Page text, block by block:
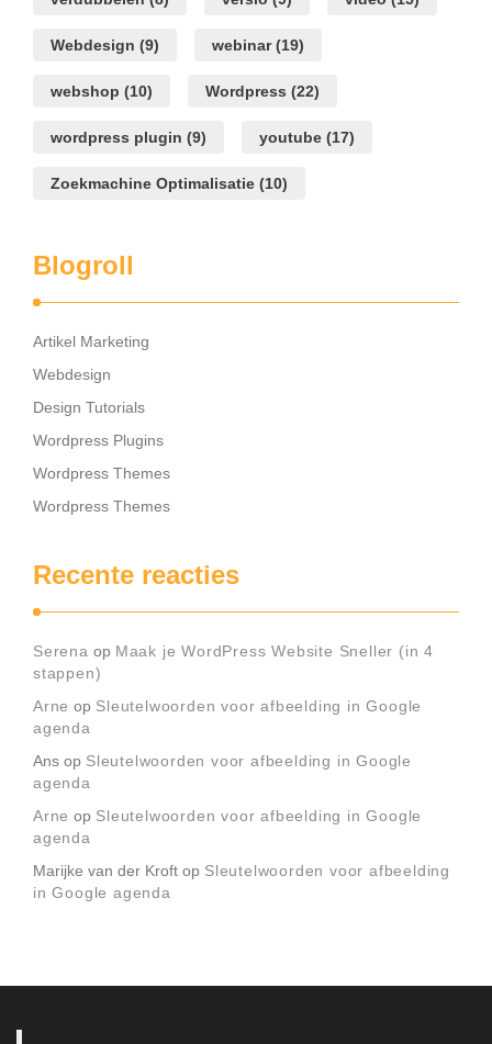
Webdesign (9) webinar(19)
webshop (10) Wordpress (22)
wordpress plugin (9) youtube (17)
Zoekmachine Optimalisatie (10)
Blogroll
Artikel Marketing
Webdesign
Design Tutorials
Wordpress Plugins
Wordpress Themes
Wordpress Themes
Recente reacties
Serena op Maak je WordPress Website Sneller (in 4
stappen)
Arne op Sleutelwoorden voor afbeelding in Google
agenda
Ans op Sleutelwoorden voor afbeelding in Google
agenda
Arne op Sleutelwoorden voor afbeelding in Google
agenda
Marijke van der Kroft op Sleutelwoorden voor afbeelding
in Google agenda